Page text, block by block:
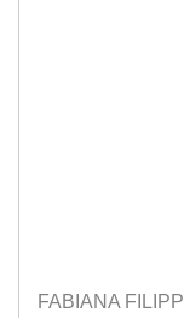
FABIANA FILIPPI